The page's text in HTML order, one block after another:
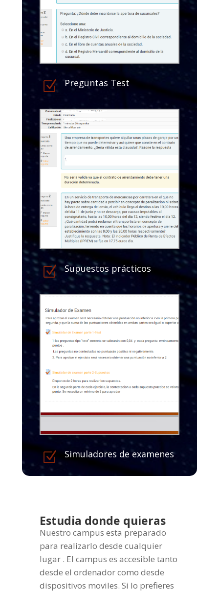
Z Preguntas Test
Z Supuestos prácticos
Z Simuladores de examenes
Estudia donde quieras
Nuestro campus esta preparado
para realizarlo desde cualquier
lugar . El campus es accesible tanto
desde el ordenador como desde
dispositivos moviles. Si lo prefieres